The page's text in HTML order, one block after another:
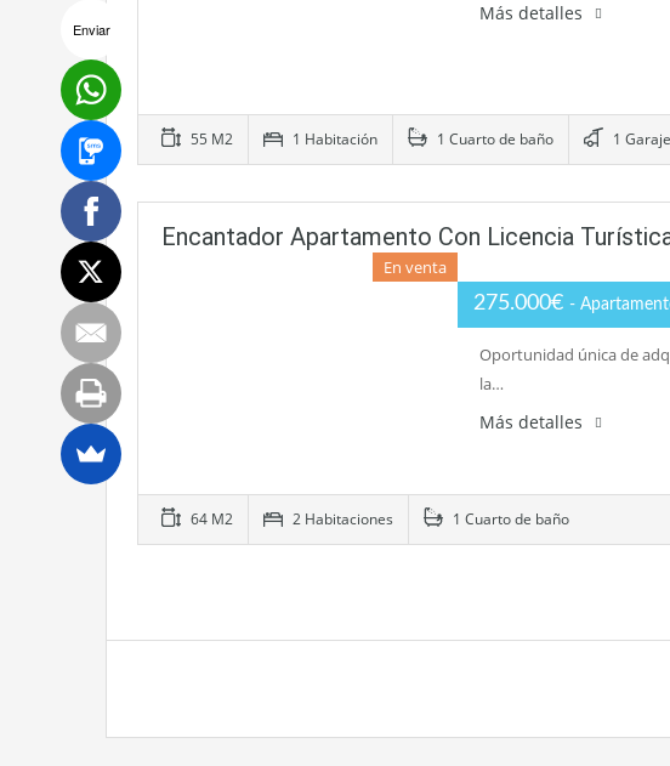
Más detalles
55 M2 1 Habitación 1 Cuarto de baño 1 Garaje
Encantador Apartamento Con Licencia
En venta
275.000€ -
Oportunidad única de
la…
Más detalles
64 M2 2 Habitaciones 1 Cuarto de baño
Enviar